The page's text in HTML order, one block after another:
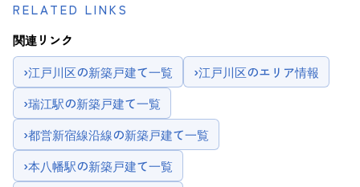
RELATED LINKS
関連リンク
›江戸川区の新築戸建て一覧 ›江戸川区のエリア情報
›瑞江駅の新築戸建て一覧
›都営新宿線沿線の新築戸建て一覧
›本八幡駅の新築戸建て一覧